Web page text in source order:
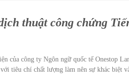
thuật công chứng
của công ty Ngôn ngữ quốc tế Onestop
tiêu chí chất lượng làm nên sự khác biệt